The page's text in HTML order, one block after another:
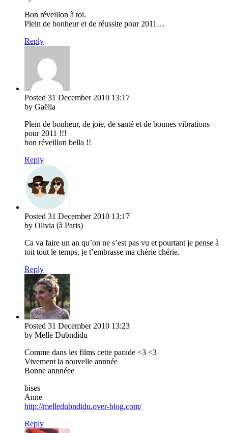
Bon réveillon à toi.
Plein de bonheur et de réussite pour 2011…
Reply
Posted 31 December 2010 13:17
by Gaëlla
Plein de bonheur, de joie, de santé et de bonnes vibrations
pour 2011 !!!
bon réveillon bella !!
Reply
Posted 31 December 2010 13:17
by Olivia (à Paris)
Ca va faire un an qu’on ne s’est pas vu et pourtant je pense à
toit tout le temps, je t’embrasse ma chérie chérie.
Reply
Posted 31 December 2010 13:23
by Melle Dubndidu
Comme dans les films cette parade <3 <3
Vivement la nouvelle annnée
Bonne annnéee
bises
Anne
http://melledubndidu.over-blog.com/
Reply